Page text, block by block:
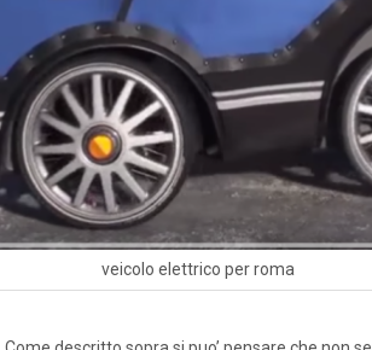
veicolo elettrico per roma